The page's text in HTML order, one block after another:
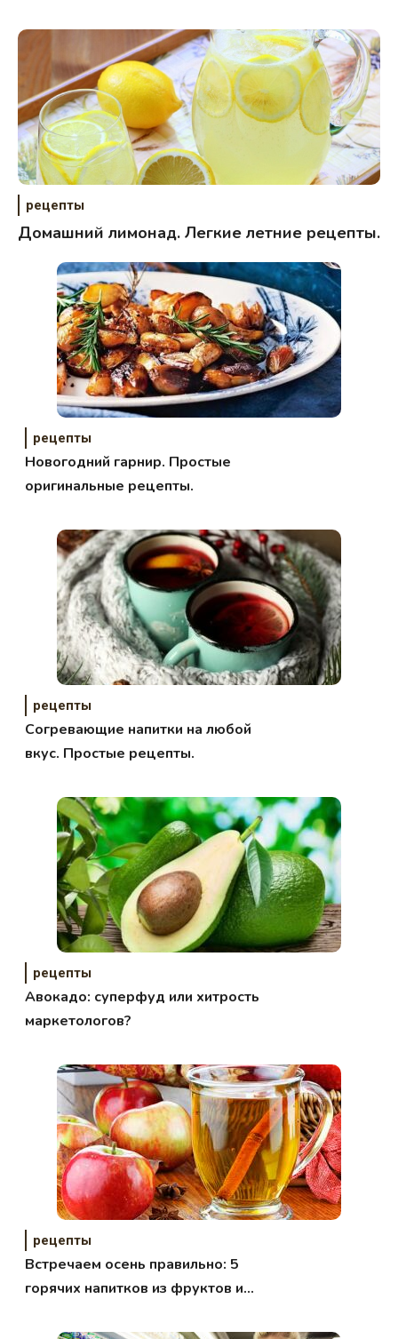
рецепты
Домашний лимонад. Легкие летние рецепты.
рецепты
Новогодний гарнир. Простые
оригинальные рецепты.
рецепты
Согревающие напитки на любой
вкус. Простые рецепты.
рецепты
Авокадо: суперфуд или хитрость
маркетологов?
рецепты
Встречаем осень правильно: 5
горячих напитков из фруктов и